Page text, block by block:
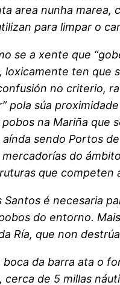
area nunha marea,
para limpar o
se a xente que
loxicamente ten que
no criterio,
pola súa
na Mariña que
sendo Portos
do
que competen
Santos é necesaria
do entorno.
Ría, que non
da barra ata o
de 5 millas